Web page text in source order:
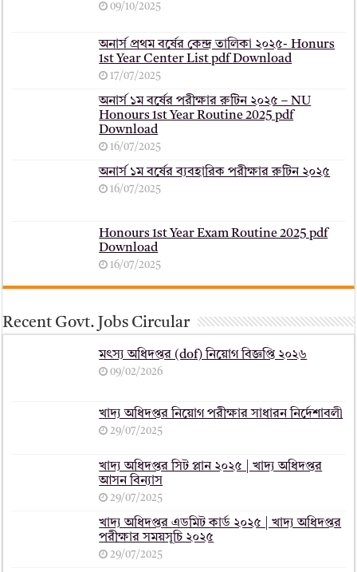
09/10/2025
অনার্স প্রথম বর্ষের কেন্দ্র তালিকা ২০২৫- Honurs
1st Year Center List pdf Download
17/07/2025
অনার্স ১ম বর্ষের পরীক্ষার রুটিন ২০২৫ – NU
Honours 1st Year Routine 2025 pdf
Download
16/07/2025
অনার্স ১ম বর্ষের ব্যবহারিক পরীক্ষার ‍রুটিন ২০২৫
16/07/2025
Honours 1st Year Exam Routine 2025 pdf
Download
16/07/2025
Recent Govt. Jobs Circular
মৎস্য অধিদপ্তর (dof) নিয়োগ বিজ্ঞপ্তি ২০২৬
09/02/2026
খাদ্য অধিদপ্তর নিয়োগ পরীক্ষার সাধারন নির্দেশাবলী
29/07/2025
খাদ্য অধিদপ্তর সিট প্লান ২০২৫ | খাদ্য অধিদপ্তর
আসন বিন্যাস
29/07/2025
খাদ্য অধিদপ্তর এডমিট কার্ড ২০২৫ | খাদ্য অধিদপ্তর
পরীক্ষার সময়সূচি ২০২৫
29/07/2025